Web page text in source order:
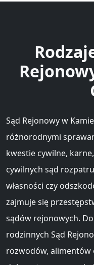
Sąd Rejonowy w
różnorodnymi
kwestie cywilne,
cywilnych sąd
własności czy
zajmuje się
sądów rejonowych.
rodzinnych Sąd
rozwodów, alimentów